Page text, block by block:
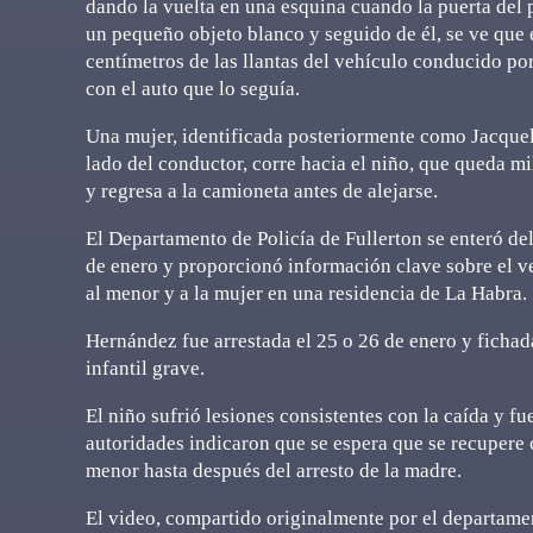
dando la vuelta en una esquina cuando la puerta del
un pequeño objeto blanco y seguido de él, se ve
centímetros de las llantas del vehículo conducido
con el auto que lo seguía.
Una mujer, identificada posteriormente como
lado del conductor, corre hacia el niño, que queda
y regresa a la camioneta antes de alejarse.
El Departamento de Policía de Fullerton se enteró
de enero y proporcionó información clave sobre el
al menor y a la mujer en una residencia de La Habra.
Hernández fue arrestada el 25 o 26 de enero y
infantil grave.
El niño sufrió lesiones consistentes con la caída y
autoridades indicaron que se espera que se
menor hasta después del arresto de la madre.
El video, compartido originalmente por el